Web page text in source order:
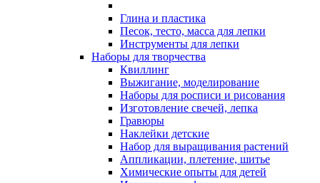
Глина и пластика
Песок, тесто, масса для лепки
Инструменты для лепки
Наборы для творчества
Квиллинг
Выжигание, моделирование
Наборы для росписи и рисования
Изготовление свечей, лепка
Гравюры
Наклейки детские
Набор для выращивания растений
Аппликации, плетение, шитье
Химические опыты для детей